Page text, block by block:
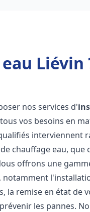
Liévin
nos services d'
vos besoins en
interviennent
chauffage eau, que
offrons une
, notamment
la remise en état de
les pannes.